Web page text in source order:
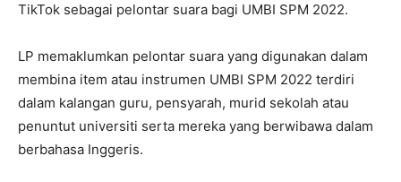
TikTok sebagai pelontar suara bagi UMBI SPM 2022.
LP memaklumkan pelontar suara yang digunakan dalam
membina item atau instrumen UMBI SPM 2022 terdiri
dalam kalangan guru, pensyarah, murid sekolah atau
penuntut universiti serta mereka yang berwibawa dalam
berbahasa Inggeris.